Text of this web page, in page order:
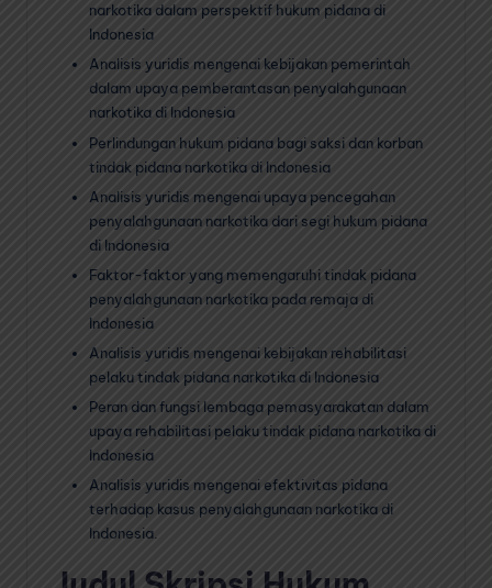
narkotika dalam perspektif hukum pidana di
Indonesia
Analisis yuridis mengenai kebijakan pemerintah
dalam upaya pemberantasan penyalahgunaan
narkotika di Indonesia
Perlindungan hukum pidana bagi saksi dan korban
tindak pidana narkotika di Indonesia
Analisis yuridis mengenai upaya pencegahan
penyalahgunaan narkotika dari segi hukum pidana
di Indonesia
Faktor-faktor yang memengaruhi tindak pidana
penyalahgunaan narkotika pada remaja di
Indonesia
Analisis yuridis mengenai kebijakan rehabilitasi
pelaku tindak pidana narkotika di Indonesia
Peran dan fungsi lembaga pemasyarakatan dalam
upaya rehabilitasi pelaku tindak pidana narkotika di
Indonesia
Analisis yuridis mengenai efektivitas pidana
terhadap kasus penyalahgunaan narkotika di
Indonesia.